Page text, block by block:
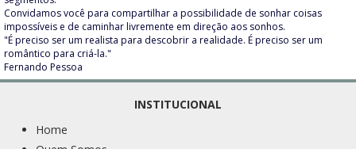
Convidamos você para compartilhar a possibilidade de sonhar coisas
impossíveis e de caminhar livremente em direção aos sonhos.
"É preciso ser um realista para descobrir a realidade. É preciso ser um
romântico para criá-la."
Fernando Pessoa
INSTITUCIONAL
Home